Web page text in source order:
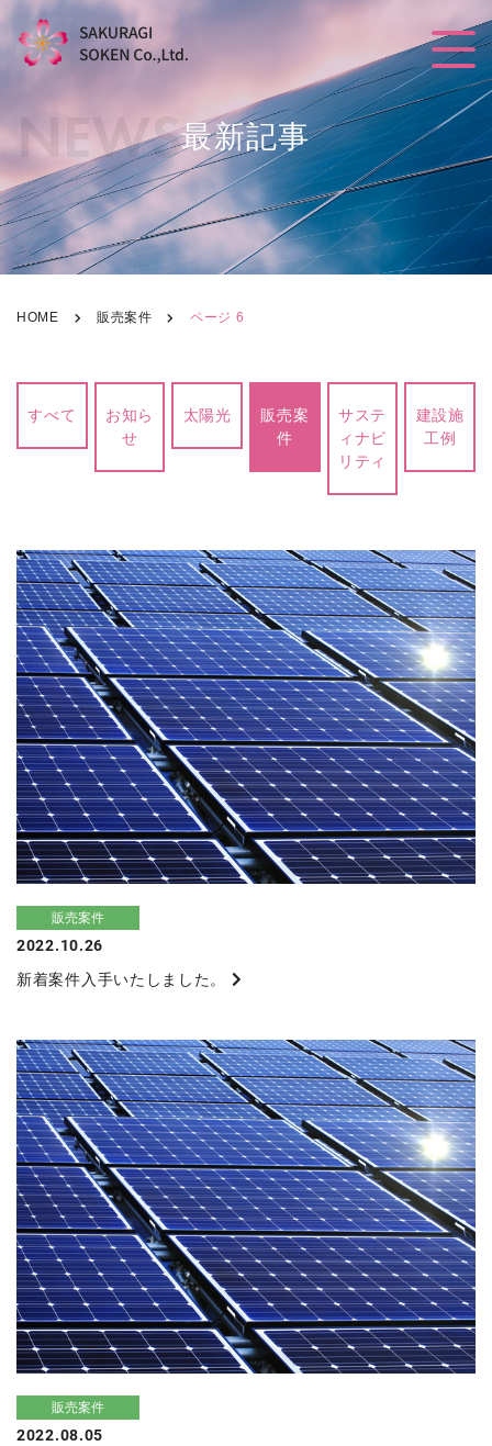
NEWS最新記事
HOME 販売案件 ページ 6
すべて
お知ら
せ
太陽光
販売案
件
サステ
ィナビ
リティ
建設施
工例
販売案件
2022.10.26
新着案件入手いたしました。
販売案件
2022.08.05